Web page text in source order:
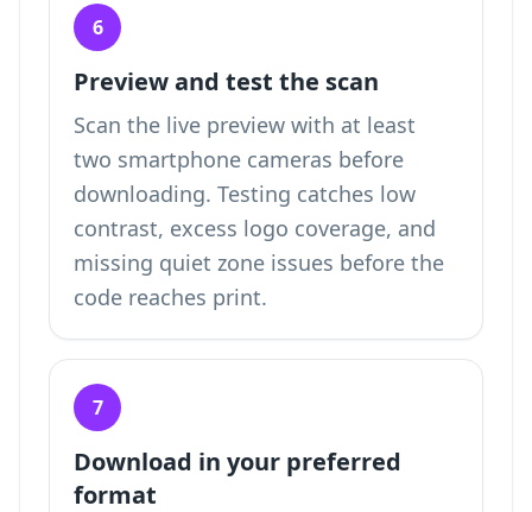
6
Preview and test the scan
Scan the live preview with at least
two smartphone cameras before
downloading. Testing catches low
contrast, excess logo coverage, and
missing quiet zone issues before the
code reaches print.
7
Download in your preferred
format